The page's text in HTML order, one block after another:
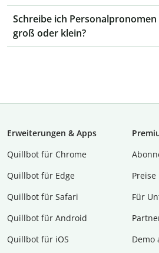
Schreibe ich Personalpronomen
groß oder klein?
Erweiterungen & Apps
Quillbot für Chrome
Quillbot für Edge
Quillbot für Safari
Quillbot für Android
Quillbot für iOS
Preise
Für
Demo